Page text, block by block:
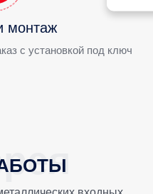
монтаж
с установкой под ключ